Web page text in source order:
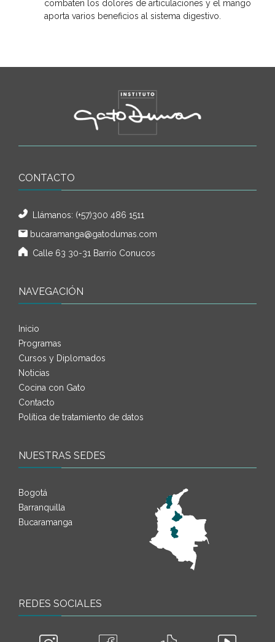
combaten los dolores de articulaciones y el mango
aporta varios beneficios al sistema digestivo.
CONTACTO
Llámanos: (+57)300 486 1511
bucaramanga@gatodumas.com
Calle 63 30-31 Barrio Conucos
NAVEGACIÓN
Inicio
Programas
Cursos y Diplomados
Noticias
Cocina con Gato
Contacto
Política de tratamiento de datos
NUESTRAS SEDES
Bogotá
Barranquilla
Bucaramanga
REDES SOCIALES